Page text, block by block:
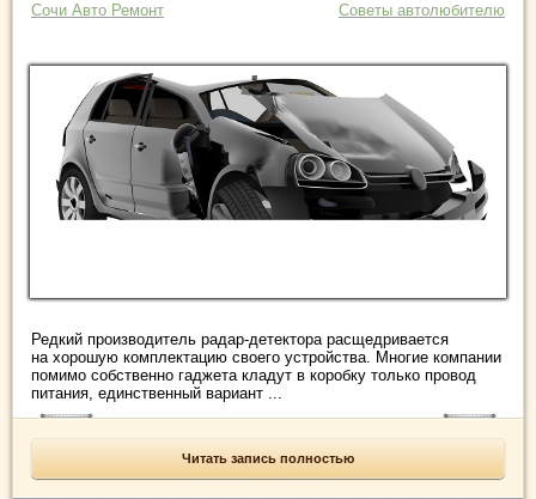
Сочи Авто Ремонт Советы автолюбителю
Редкий производитель радар-детектора расщедривается
на хорошую комплектацию своего устройства. Многие компании
помимо собственно гаджета кладут в коробку только провод
питания, единственный вариант ...
Читать запись полностью